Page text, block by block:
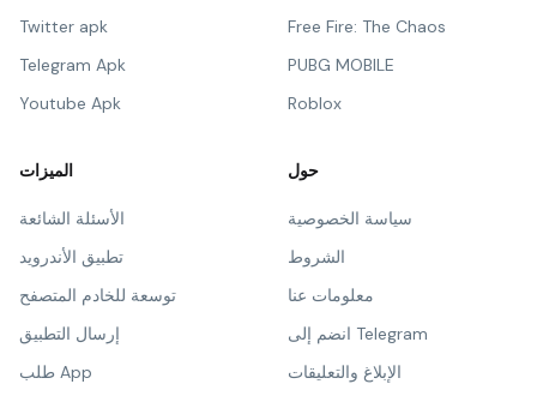
Twitter apk
Telegram Apk
Youtube Apk
Free Fire: The Chaos
PUBG MOBILE
Roblox
الميزات
الأسئلة الشائعة
تطبيق الأندرويد
توسعة للخادم المتصفح
إرسال التطبيق
طلب App
حول
سياسة الخصوصية
الشروط
معلومات عنا
انضم إلى Telegram
الإبلاغ والتعليقات